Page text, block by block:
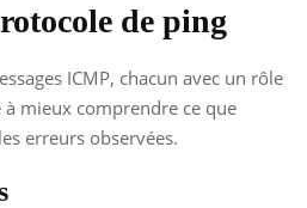
de ping
ICMP, chacun avec un rôle
à mieux comprendre ce que
erreurs observées.